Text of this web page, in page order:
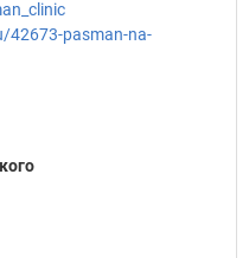
42673-pasman-na-